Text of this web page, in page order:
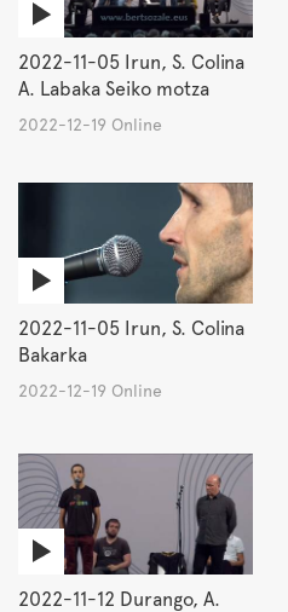
2022-11-05 Irun, S. Colina
A. Labaka Seiko motza
2022-12-19 Online
2022-11-05 Irun, S. Colina
Bakarka
2022-12-19 Online
2022-11-12 Durango, A.